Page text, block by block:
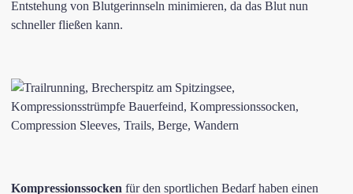
Entstehung von Blutgerinnseln minimieren, da das Blut nun
schneller fließen kann.
Kompressionssocken für den sportlichen Bedarf haben einen